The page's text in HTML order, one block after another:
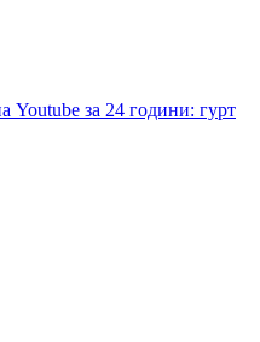
Youtube за 24 години: гурт